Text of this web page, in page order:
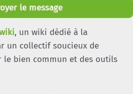
le message
, un wiki dédié à la
un collectif soucieux de
le bien commun et des outils